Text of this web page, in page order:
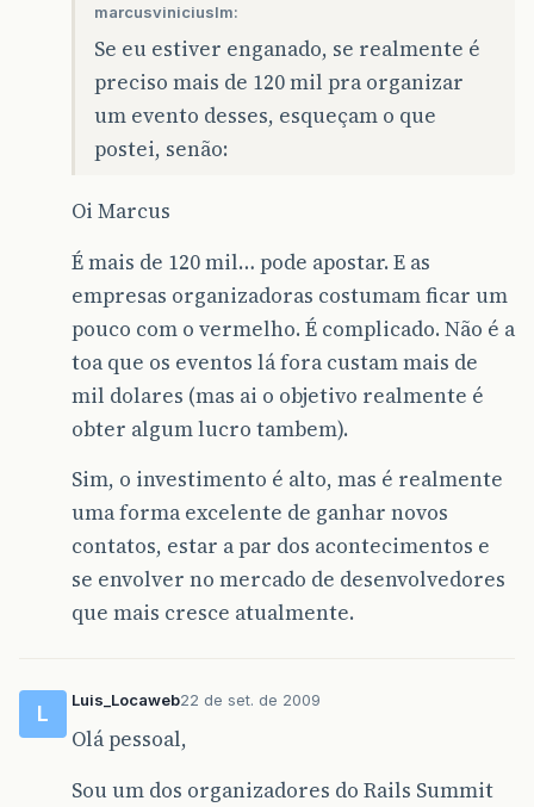
marcusviniciuslm:
Se eu estiver enganado, se realmente é
preciso mais de 120 mil pra organizar
um evento desses, esqueçam o que
postei, senão:
Oi Marcus
É mais de 120 mil… pode apostar. E as
empresas organizadoras costumam ficar um
pouco com o vermelho. É complicado. Não é a
toa que os eventos lá fora custam mais de
mil dolares (mas ai o objetivo realmente é
obter algum lucro tambem).
Sim, o investimento é alto, mas é realmente
uma forma excelente de ganhar novos
contatos, estar a par dos acontecimentos e
se envolver no mercado de desenvolvedores
que mais cresce atualmente.
L
Luis_Locaweb22 de set. de 2009
Olá pessoal,
Sou um dos organizadores do Rails Summit